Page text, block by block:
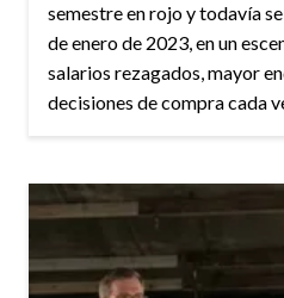
semestre en rojo y todavía
de enero de 2023, en un
salarios rezagados, mayor
decisiones de compra cada